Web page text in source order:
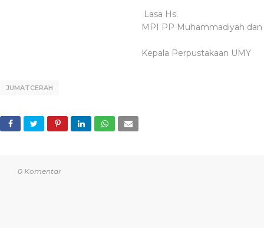
Lasa Hs.
MPI PP Muhammadiyah dan
Kepala Perpustakaan UMY
JUMATCERAH
0 Komentar